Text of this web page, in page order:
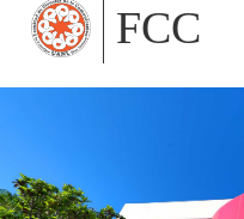
FCC